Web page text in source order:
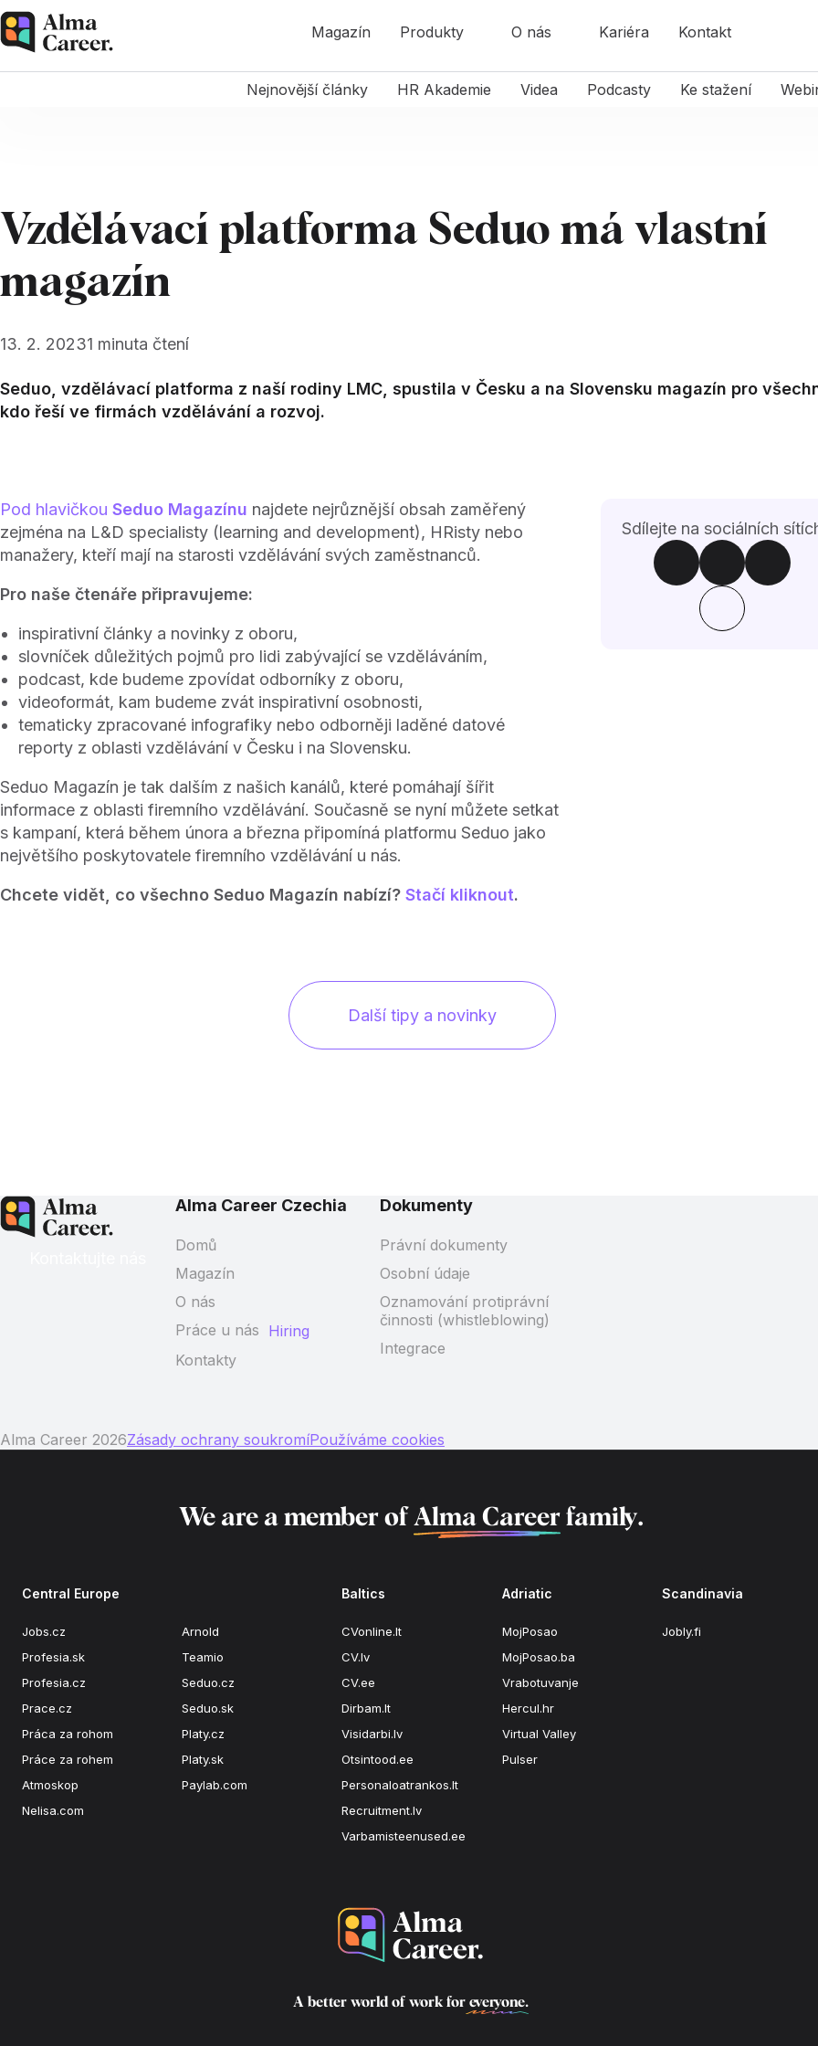
Magazín Produkty O nás Kariéra Kontakt
Nejnovější články HR Akademie Videa Podcasty Ke stažení
Vzdělávací platforma Seduo má vlastní
magazín
13. 2. 20231 minuta čtení
Seduo, vzdělávací platforma z naší rodiny LMC, spustila v Česku a na Slovensku magazín pro
kdo řeší ve firmách vzdělávání a rozvoj.
Pod hlavičkou Seduo Magazínu najdete nejrůznější obsah zaměřený
zejména na L&D specialisty (learning and development), HRisty nebo
manažery, kteří mají na starosti vzdělávání svých zaměstnanců.
Pro naše čtenáře připravujeme:
inspirativní články a novinky z oboru,
slovníček důležitých pojmů pro lidi zabývající se vzděláváním,
podcast, kde budeme zpovídat odborníky z oboru,
videoformát, kam budeme zvát inspirativní osobnosti,
tematicky zpracované infografiky nebo odborněji laděné datové
reporty z oblasti vzdělávání v Česku i na Slovensku.
Seduo Magazín je tak dalším z našich kanálů, které pomáhají šířit
informace z oblasti firemního vzdělávání. Současně se nyní můžete setkat
s kampaní, která během února a března připomíná platformu Seduo jako
největšího poskytovatele firemního vzdělávání u nás.
Chcete vidět, co všechno Seduo Magazín nabízí? Stačí kliknout.
Sdílejte na sociálních
Další tipy a novinky
Alma Career Czechia
Domů
Magazín
O nás
Práce u nás Hiring
Kontakty
Dokumenty
Právní dokumenty
Osobní údaje
Oznamování protiprávní
činnosti (whistleblowing)
Integrace
Alma Career 2026Zásady ochrany soukromíPoužíváme cookies
We are a member of Alma Careerfamily.
Central Europe
Jobs.cz
Profesia.sk
Profesia.cz
Prace.cz
Práca za rohom
Práce za rohem
Atmoskop
Nelisa.com
Arnold
Teamio
Seduo.cz
Seduo.sk
Platy.cz
Platy.sk
Paylab.com
Baltics
CVonline.lt
CV.lv
CV.ee
Dirbam.lt
Visidarbi.lv
Otsintood.ee
Personaloatrankos.lt
Recruitment.lv
Varbamisteenused.ee
Adriatic
MojPosao
MojPosao.ba
Vrabotuvanje
Hercul.hr
Virtual Valley
Pulser
Scandinavia
Jobly.fi
A better world of work for everyone.